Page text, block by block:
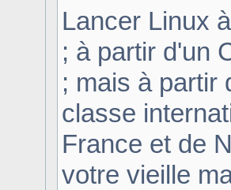
Lancer Linux
; à partir d'un
; mais à partir
classe
France et de
votre vieille